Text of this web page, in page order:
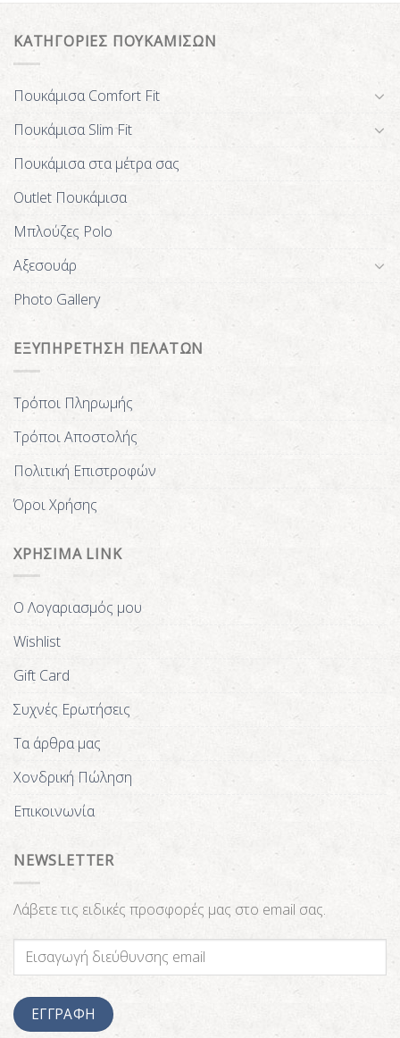
ΚΑΤΗΓΟΡΙΕΣ ΠΟΥΚΑΜΙΣΩΝ
Πουκάμισα Comfort Fit
Πουκάμισα Slim Fit
Πουκάμισα στα μέτρα σας
Outlet Πουκάμισα
Μπλούζες Polo
Αξεσουάρ
Photo Gallery
ΕΞΥΠΗΡΕΤΗΣΗ ΠΕΛΑΤΩΝ
Τρόποι Πληρωμής
Τρόποι Αποστολής
Πολιτική Επιστροφών
Όροι Χρήσης
ΧΡΗΣΙΜΑ LINK
Ο Λογαριασμός μου
Wishlist
Gift Card
Συχνές Ερωτήσεις
Τα άρθρα μας
Χονδρική Πώληση
Επικοινωνία
NEWSLETTER
Λάβετε τις ειδικές προσφορές μας στο email σας.